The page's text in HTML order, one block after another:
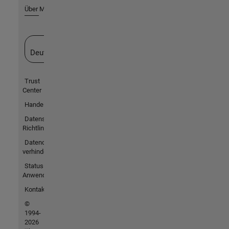
Über MathWorks
Deutschland
Trust
Center
Handelsmarken
Datenschutz-
Richtlinien
Datendiebstahl
verhindern
Status von
Anwendungen
Kontakt
©
1994-
2026